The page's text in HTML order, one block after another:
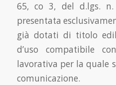
65, co 3, del d.lgs. n.
presentata
già dotati di titolo
d’uso compatibile
lavorativa per la quale
comunicazione.